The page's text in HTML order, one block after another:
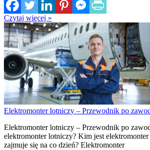
Czytaj więcej »
Elektromonter lotniczy – Przewodnik po
Elektromonter lotniczy – Przewodnik po
elektromonter lotniczy? Kim jest
zajmuje się na co dzień? Elektromonter